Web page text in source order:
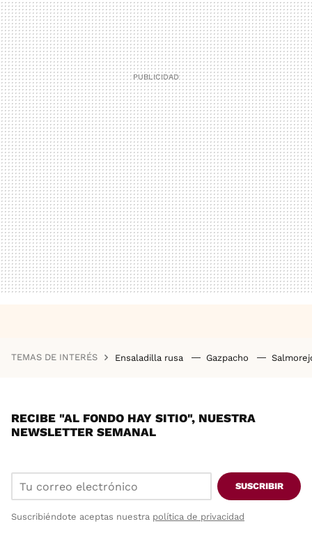
TEMAS DE INTERÉS Ensaladilla rusa Gazpacho
RECIBE "AL FONDO HAY SITIO", NUESTRA
NEWSLETTER SEMANAL
SUSCRIBIR
Suscribiéndote aceptas nuestra política de privacidad